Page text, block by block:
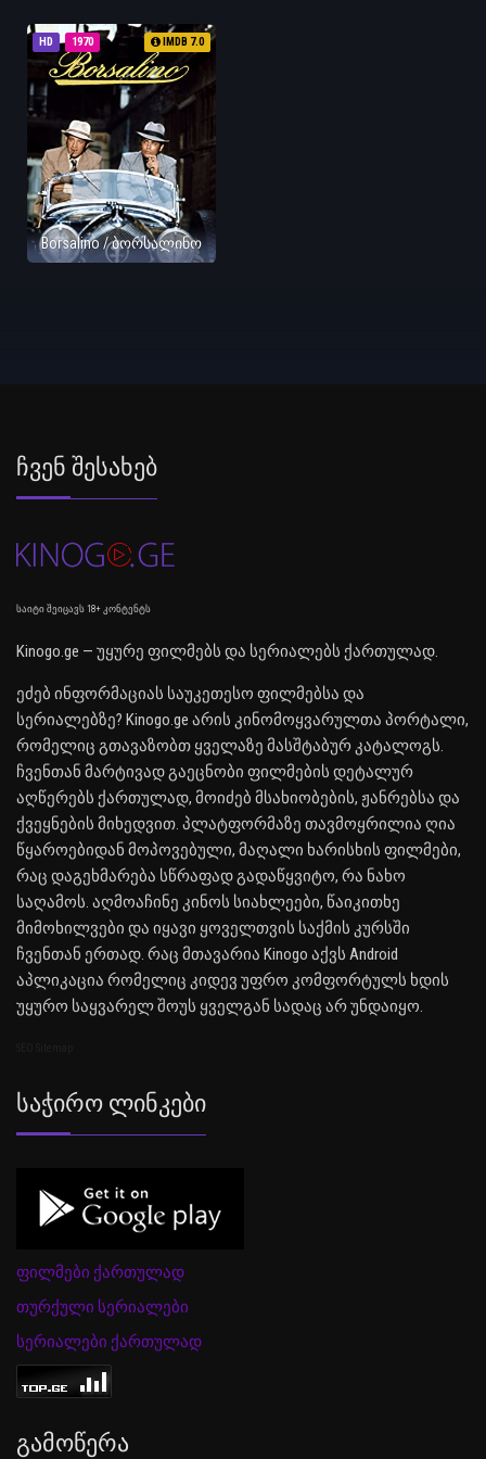
HD 1970 IMDB 7.0
Borsalino / ბორსალინო
Ჩვენ Შესახებ
საიტი შეიცავს 18+ კონტენტს
Kinogo.ge — უყურე ფილმებს და სერიალებს ქართულად.
ეძებ ინფორმაციას საუკეთესო ფილმებსა და
სერიალებზე? Kinogo.ge არის კინომოყვარულთა პორტალი,
რომელიც გთავაზობთ ყველაზე მასშტაბურ კატალოგს.
ჩვენთან მარტივად გაეცნობი ფილმების დეტალურ
აღწერებს ქართულად, მოიძებ მსახიობების, ჟანრებსა და
ქვეყნების მიხედვით. პლატფორმაზე თავმოყრილია ღია
წყაროებიდან მოპოვებული, მაღალი ხარისხის ფილმები,
რაც დაგეხმარება სწრაფად გადაწყვიტო, რა ნახო
საღამოს. აღმოაჩინე კინოს სიახლეები, წაიკითხე
მიმოხილვები და იყავი ყოველთვის საქმის კურსში
ჩვენთან ერთად. რაც მთავარია Kinogo აქვს Android
აპლიკაცია რომელიც კიდევ უფრო კომფორტულს ხდის
უყურო საყვარელ შოუს ყველგან სადაც არ უნდაიყო.
Საჭირო Ლინკები
ფილმები ქართულად
თურქული სერიალები
სერიალები ქართულად
Გამოწერა